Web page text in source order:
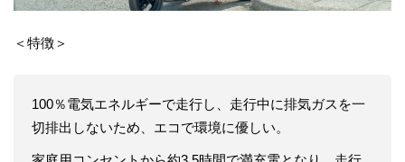
＜特徴＞
100％電気エネルギーで走行し、走行中に排気ガスを一
切排出しないため、エコで環境に優しい。